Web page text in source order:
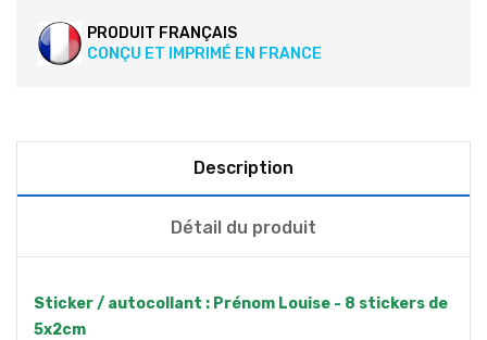
PRODUIT FRANÇAIS
CONÇU ET IMPRIMÉ EN FRANCE
Description
Détail du produit
Sticker / autocollant : Prénom Louise - 8 stickers de
5x2cm